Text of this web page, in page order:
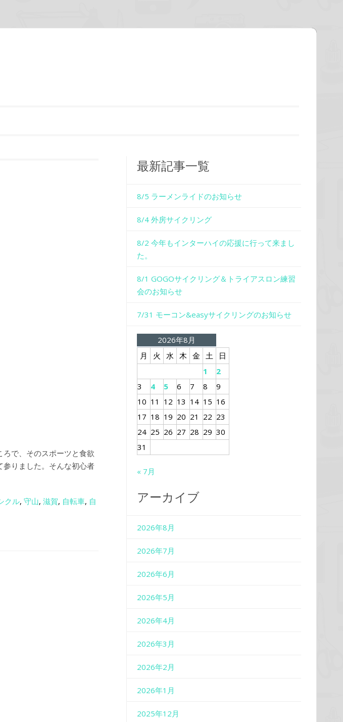
で、そのスポーツと食欲
りました。そんな初心者
クル, 守山, 滋賀, 自転車, 自
最新記事一覧
8/5 ラーメンライドのお知らせ
8/4 外房サイクリング
8/2 今年もインターハイの応援に行って来まし
た。
8/1 GOGOサイクリング＆トライアスロン練習
会のお知らせ
7/31 モーコン&easyサイクリングのお知らせ
2026年8月
月
火 水 木 金 土
日
1
2
3
4 5 6 7 8
9
10 11 12 13 14 15 16
17 18 19 20 21 22 23
24 25 26 27 28 29 30
31
« 7月
アーカイブ
2026年8月
2026年7月
2026年6月
2026年5月
2026年4月
2026年3月
2026年2月
2026年1月
2025年12月